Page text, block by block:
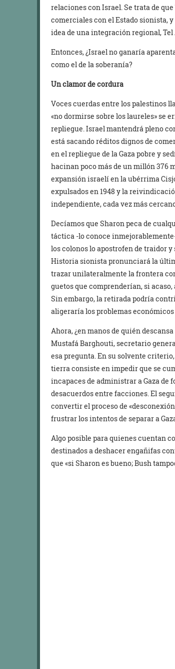
relaciones con Israel. Se trata de
comerciales con el Estado sionista,
idea de una integración regional,
Entonces, ¿Israel no ganaría
como el de la soberanía?
Un clamor de cordura
Voces cuerdas entre los palestinos
«no dormirse sobre los laureles» se
repliegue. Israel mantendrá pleno
está sacando réditos dignos de
en el repliegue de la Gaza pobre y
hacinan poco más de un millón 376
expansión israelí en la ubérrima
expulsados en 1948 y la
independiente, cada vez más
Decíamos que Sharon peca de
táctica -lo conoce
los colonos lo apostrofen de traidor
Historia sionista pronunciará la
trazar unilateralmente la frontera
guetos que comprenderían, si
Sin embargo, la retirada podría
aligeraría los problemas
Ahora, ¿en manos de quién
Mustafá Barghouti, secretario
esa pregunta. En su solvente
tierra consiste en impedir que se
incapaces de administrar a Gaza de
desacuerdos entre facciones. El
convertir el proceso de
frustrar los intentos de separar a
Algo posible para quienes cuentan
destinados a deshacer engañifas
que «si Sharon es bueno; Bush